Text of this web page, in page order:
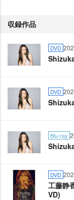
収録作品
DVD
DVD
Blu-ray
DVD
工藤静
VD)